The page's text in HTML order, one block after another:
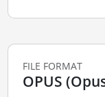
FILE FORMAT
OPUS